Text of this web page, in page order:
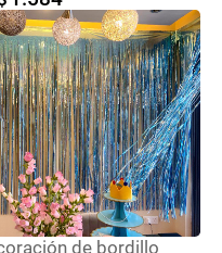
amorosas piernas
Rudolph
de
decoraciones
de bordillo